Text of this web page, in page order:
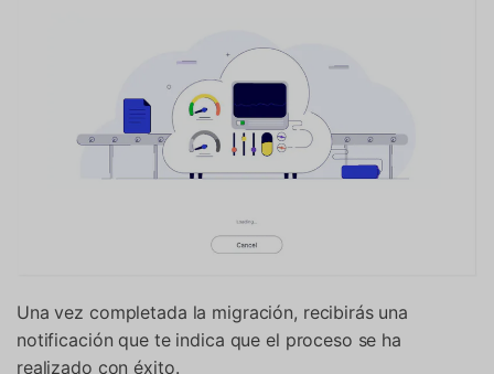
Una vez completada la migración, recibirás una
notificación que te indica que el proceso se ha
realizado con éxito.